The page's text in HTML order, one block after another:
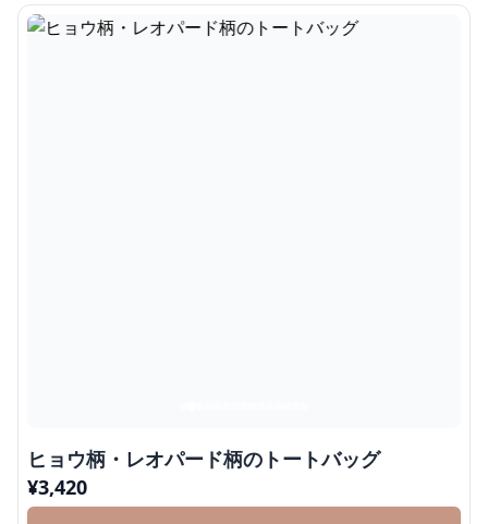
ヒョウ柄・レオパード柄のトートバッグ
¥3,420